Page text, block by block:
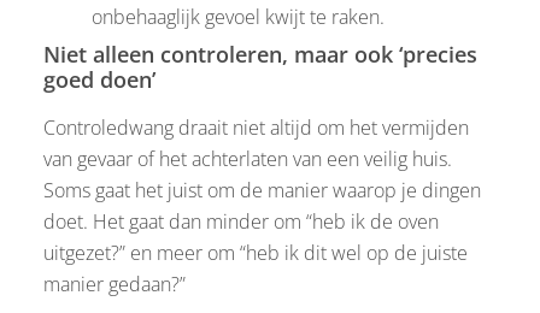
onbehaaglijk gevoel kwijt te raken.
Niet alleen controleren, maar ook ‘precies
goed doen’
Controledwang draait niet altijd om het vermijden
van gevaar of het achterlaten van een veilig huis.
Soms gaat het juist om de manier waarop je dingen
doet. Het gaat dan minder om “heb ik de oven
uitgezet?” en meer om “heb ik dit wel op de juiste
manier gedaan?”